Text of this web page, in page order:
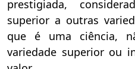
prestigiada,
superior a outras
que é uma ciência,
variedade superior ou